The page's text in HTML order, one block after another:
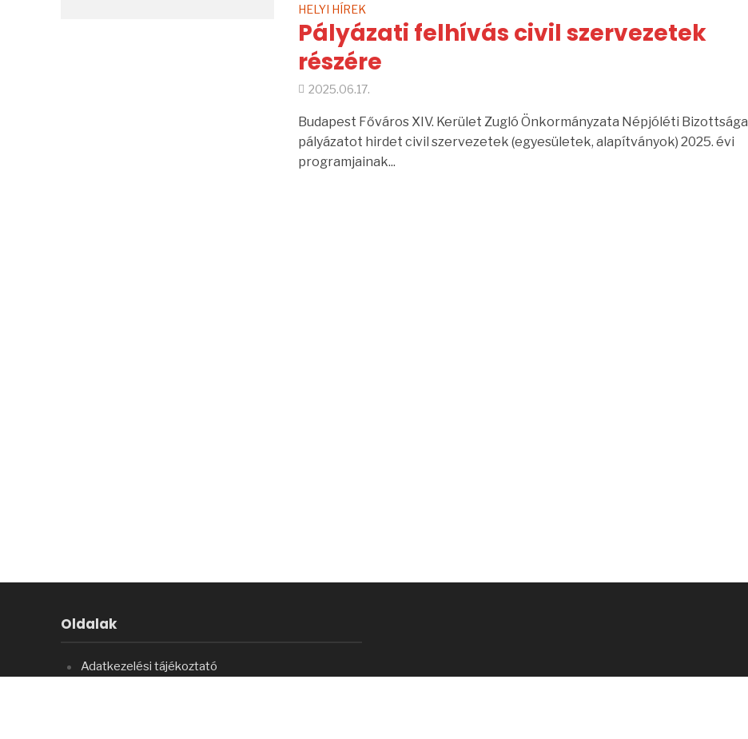
HELYI HÍREK
Pályázati felhívás civil szervezetek
részére
2025.06.17.
Budapest Főváros XIV. Kerület Zugló Önkormányzata Népjóléti Bizottsága
pályázatot hirdet civil szervezetek (egyesületek, alapítványok) 2025. évi
programjainak...
Oldalak
Adatkezelési tájékoztató